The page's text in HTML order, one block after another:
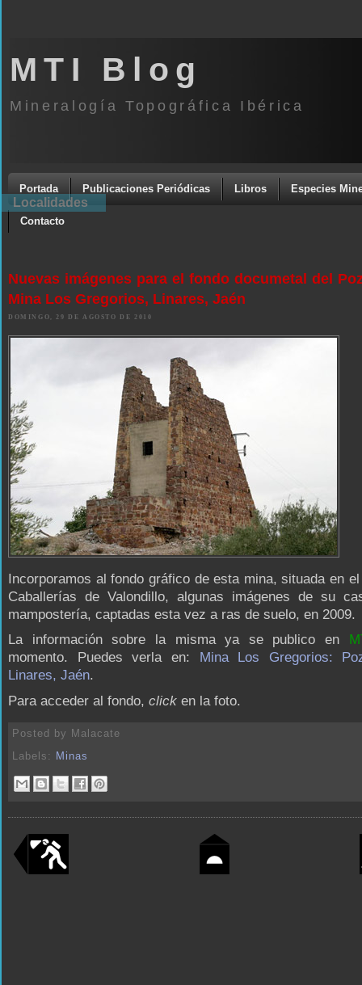
MTI Blog
Mineralogía Topográfica Ibérica
Portada Publicaciones Periódicas Libros Especies
Contacto
Nuevas imágenes para el fondo documetal del
Mina Los Gregorios, Linares, Jaén
DOMINGO, 29 DE AGOSTO DE 2010
Incorporamos al fondo gráfico de esta mina, situada en
Caballerías de Valondillo, algunas imágenes de su
mampostería, captadas esta vez a ras de suelo, en 2009.
La información sobre la misma ya se publico en
momento. Puedes verla en:
Mina Los Gregorios:
Linares, Jaén.
Para acceder al fondo, click en la foto.
Posted by Malacate
Labels: Minas
Localidades